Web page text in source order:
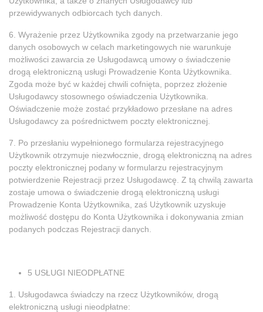
przewidywanych odbiorcach tych danych.
6. Wyrażenie przez Użytkownika zgody na przetwarzanie jego
danych osobowych w celach marketingowych nie warunkuje
możliwości zawarcia ze Usługodawcą umowy o świadczenie
drogą elektroniczną usługi Prowadzenie Konta Użytkownika.
Zgoda może być w każdej chwili cofnięta, poprzez złożenie
Usługodawcy stosownego oświadczenia Użytkownika.
Oświadczenie może zostać przykładowo przesłane na adres
Usługodawcy za pośrednictwem poczty elektronicznej.
7. Po przesłaniu wypełnionego formularza rejestracyjnego
Użytkownik otrzymuje niezwłocznie, drogą elektroniczną na adres
poczty elektronicznej podany w formularzu rejestracyjnym
potwierdzenie Rejestracji przez Usługodawcę. Z tą chwilą zawarta
zostaje umowa o świadczenie drogą elektroniczną usługi
Prowadzenie Konta Użytkownika, zaś Użytkownik uzyskuje
możliwość dostępu do Konta Użytkownika i dokonywania zmian
podanych podczas Rejestracji danych.
5 USŁUGI NIEODPŁATNE
1. Usługodawca świadczy na rzecz Użytkowników, drogą
elektroniczną usługi nieodpłatne: